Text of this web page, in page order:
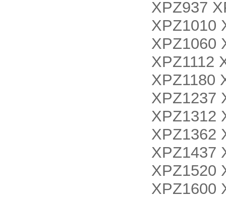
XPZ937
XPZ1010
XPZ1060
XPZ1112
XPZ1180
XPZ1237
XPZ1312
XPZ1362
XPZ1437
XPZ1520
XPZ1600